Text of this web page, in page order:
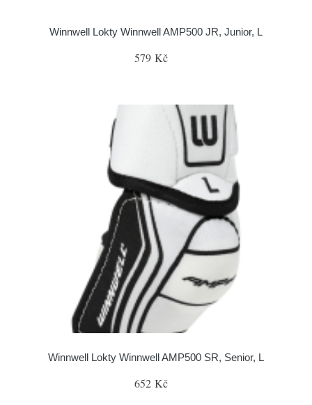
Winnwell Lokty Winnwell AMP500 JR, Junior, L
579 Kč
Winnwell Lokty Winnwell AMP500 SR, Senior, L
652 Kč